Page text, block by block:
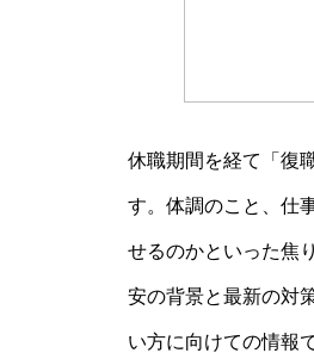
休職期間を経て「復
す。体調のこと、仕
せるのかといった焦
安の背景と最新の対
い方に向けての情報